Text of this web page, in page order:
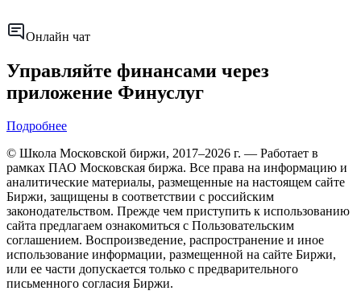
Онлайн чат
Управляйте финансами через
приложение Финуслуг
Подробнее
© Школа Московской биржи, 2017–2026 г. — Работает в
рамках ПАО Московская биржа. Все права на информацию и
аналитические материалы, размещенные на настоящем сайте
Биржи, защищены в соответствии с российским
законодательством. Прежде чем приступить к использованию
сайта предлагаем ознакомиться с Пользовательским
соглашением. Воспроизведение, распространение и иное
использование информации, размещенной на сайте Биржи,
или ее части допускается только с предварительного
письменного согласия Биржи.